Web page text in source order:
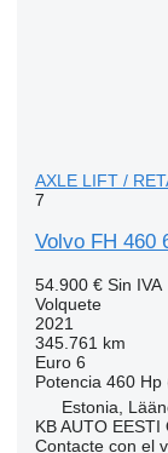
AXLE LIFT /
7
Volvo FH 460
54.900 € Sin IVA
Volquete
2021
345.761 km
Euro 6
Potencia 460 Hp
Estonia,
KB AUTO EESTI
Contacte con el